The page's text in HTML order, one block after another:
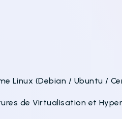
Linux (Debian / Ubuntu /
de Virtualisation et